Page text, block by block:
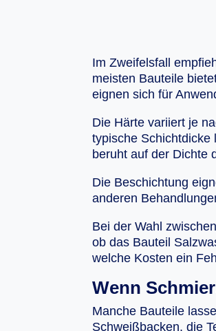
Im Zweifelsfall
meisten Bauteile
eignen sich für
Die Härte variiert je
typische Schichtdicke
beruht auf der Dichte
Die Beschichtung
anderen
Bei der Wahl
ob das Bauteil
welche Kosten ein
Wenn
Manche Bauteile
Schweißbacken, die